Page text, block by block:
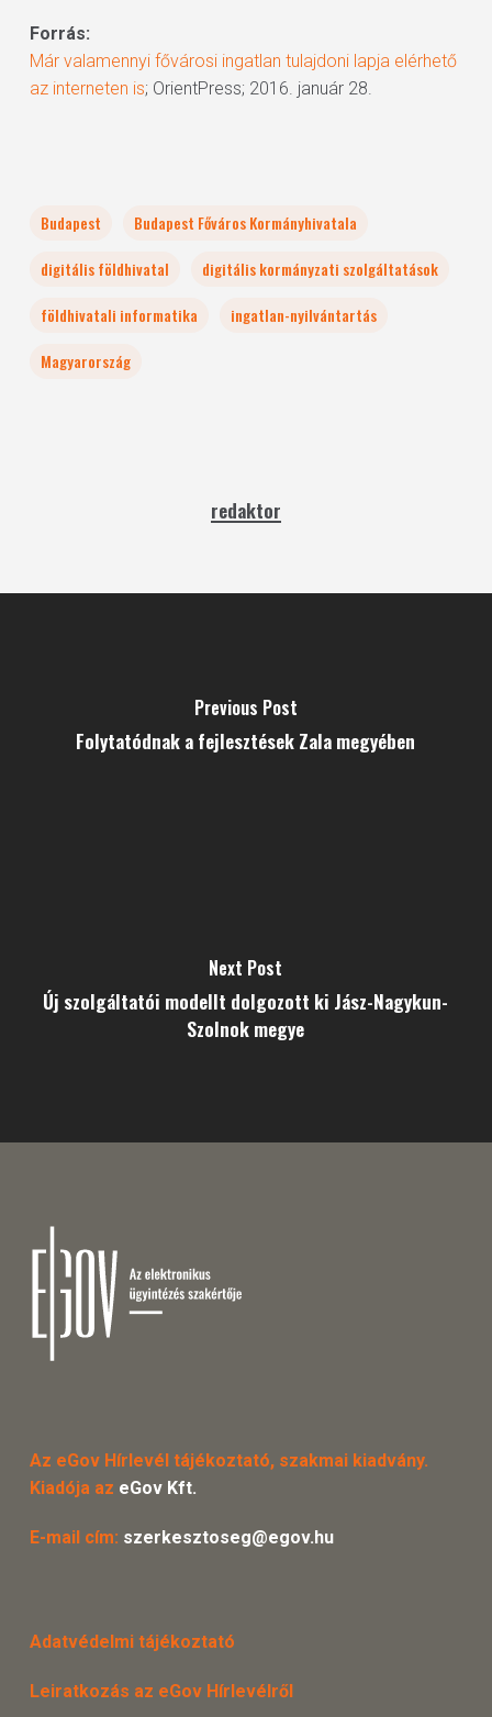
Forrás:
Már valamennyi fővárosi ingatlan tulajdoni lapja elérhető
az interneten is; OrientPress; 2016. január 28.
Budapest
Budapest Főváros Kormányhivatala
digitális földhivatal
digitális kormányzati szolgáltatások
földhivatali informatika
ingatlan-nyilvántartás
Magyarország
redaktor
Previous Post
Folytatódnak a fejlesztések Zala megyében
Next Post
Új szolgáltatói modellt dolgozott ki Jász-Nagykun-
Szolnok megye
Az eGov Hírlevél tájékoztató, szakmai kiadvány.
Kiadója az eGov Kft.
E-mail cím: szerkesztoseg@egov.hu
Adatvédelmi tájékoztató
Leiratkozás az eGov Hírlevélről